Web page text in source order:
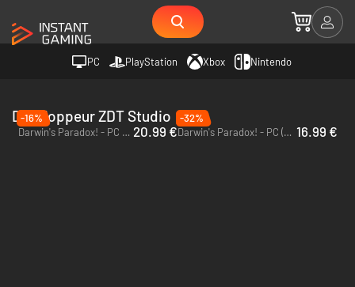
PC PlayStation Xbox Nintendo
Développeur ZDT Studio
-16%
Darwin's Paradox! - PC & Xbox Series X|S (Microsoft Store) 20.99 €
-32%
Darwin's Paradox! - PC (Steam) - US & CA 16.99 €